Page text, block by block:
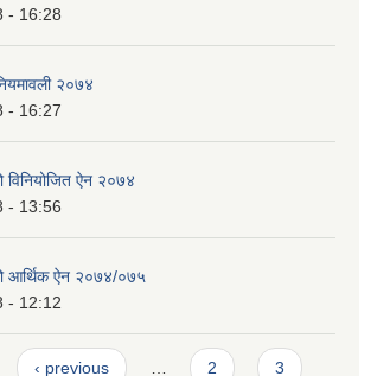
- 16:28
२०७४
- 16:27
विनियोजित ऐन २०७४
- 13:56
आर्थिक ऐन २०७४/०७५
- 12:12
‹ previous 2 3